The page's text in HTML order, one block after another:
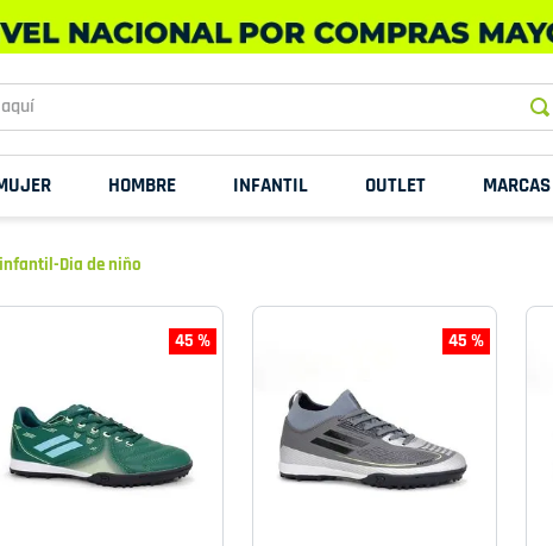
HOMBRE INFANTIL OUTLET MARCAS
Dia de niño
45 % 45 %